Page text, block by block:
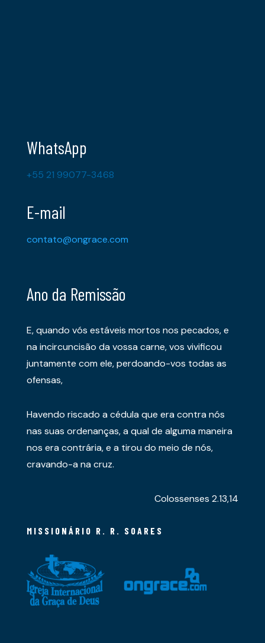
WhatsApp
+55 21 99077-3468
E-mail
contato@ongrace.com
Ano da Remissão
E, quando vós estáveis mortos nos pecados, e
na incircuncisão da vossa carne, vos vivificou
juntamente com ele, perdoando-vos todas as
ofensas,
Havendo riscado a cédula que era contra nós
nas suas ordenanças, a qual de alguma maneira
nos era contrária, e a tirou do meio de nós,
cravando-a na cruz.
Colossenses 2.13,14
MISSIONÁRIO R. R. SOARES